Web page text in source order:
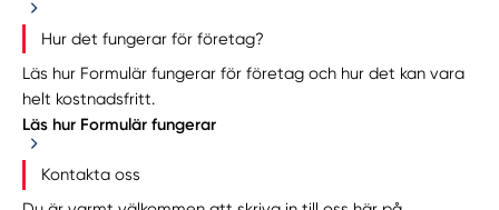
Hur det fungerar för företag?
Läs hur Formulär fungerar för företag och hur det kan vara
helt kostnadsfritt.
Läs hur Formulär fungerar
Kontakta oss